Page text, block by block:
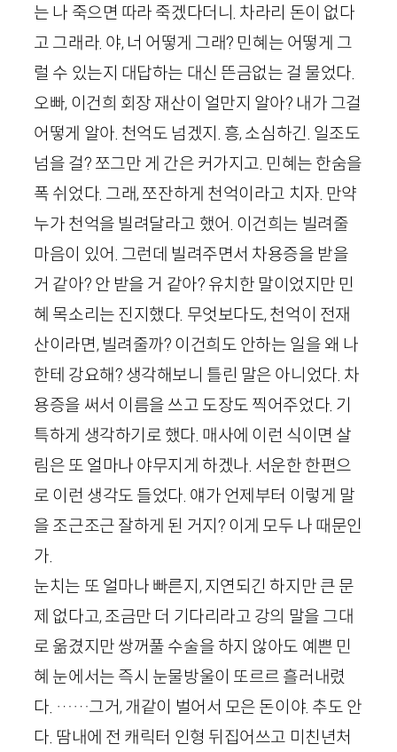
는 나 죽으면 따라 죽겠다더니. 차라리 돈이 없다
고 그래라. 야, 너 어떻게 그래? 민혜는 어떻게 그
럴 수 있는지 대답하는 대신 뜬금없는 걸 물었다.
오빠, 이건희 회장 재산이 얼만지 알아? 내가 그걸
어떻게 알아. 천억도 넘겠지. 흥, 소심하긴. 일조도
넘을 걸? 쪼그만 게 간은 커가지고. 민혜는 한숨을
폭 쉬었다. 그래, 쪼잔하게 천억이라고 치자. 만약
누가 천억을 빌려달라고 했어. 이건희는 빌려줄
마음이 있어. 그런데 빌려주면서 차용증을 받을
거 같아? 안 받을 거 같아? 유치한 말이었지만 민
혜 목소리는 진지했다. 무엇보다도, 천억이 전재
산이라면, 빌려줄까? 이건희도 안하는 일을 왜 나
한테 강요해? 생각해보니 틀린 말은 아니었다. 차
용증을 써서 이름을 쓰고 도장도 찍어주었다. 기
특하게 생각하기로 했다. 매사에 이런 식이면 살
림은 또 얼마나 야무지게 하겠나. 서운한 한편으
로 이런 생각도 들었다. 얘가 언제부터 이렇게 말
을 조근조근 잘하게 된 거지? 이게 모두 나 때문인
가.
눈치는 또 얼마나 빠른지, 지연되긴 하지만 큰 문
제 없다고, 조금만 더 기다리라고 강의 말을 그대
로 옮겼지만 쌍꺼풀 수술을 하지 않아도 예쁜 민
혜 눈에서는 즉시 눈물방울이 또르르 흘러내렸
다. ……그거, 개같이 벌어서 모은 돈이야. 추도 안
다. 땀내에 전 캐릭터 인형 뒤집어쓰고 미친년처